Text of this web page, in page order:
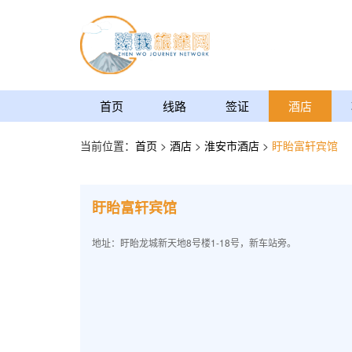
首页 线路 签证 酒店
当前位置： 首页 > 酒店 > 淮安市酒店 > 盱眙富轩宾馆
盱眙富轩宾馆
地址：盱眙龙城新天地8号楼1-18号，新车站旁。